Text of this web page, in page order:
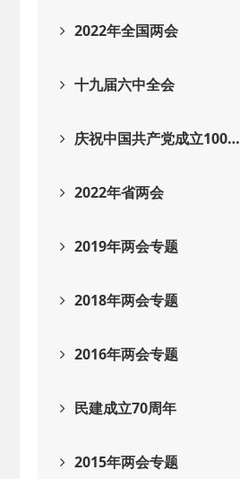
2022年全国两会
十九届六中全会
庆祝中国共产党成立100…
2022年省两会
2019年两会专题
2018年两会专题
2016年两会专题
民建成立70周年
2015年两会专题